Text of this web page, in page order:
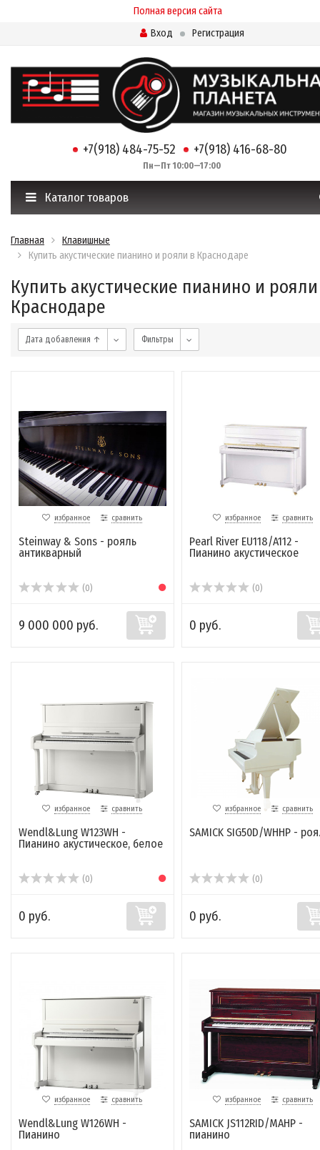
Полная версия сайта
Вход
Регистрация
+7(918) 484-75-52 +7(918) 416-68-80
Пн—Пт 10:00—17:00
Каталог товаров
Главная
Клавишные
Купить акустические пианино и рояли в Краснодаре
Купить акустические пианино и
Краснодаре
Дата добавления ↑ Фильтры
избранное сравнить
Steinway & Sons - рояль
антикварный
(0)
9 000 000 руб.
избранное сравнить
Pearl River EU118/A112 -
Пианино акустическое
(0)
0 руб.
избранное сравнить
Wendl&Lung W123WH -
Пианино акустическое, белое
(0)
0 руб.
избранное сравнить
SAMICK SIG50D/WHHP -
(0)
0 руб.
избранное сравнить
Wendl&Lung W126WH -
Пианино
избранное сравнить
SAMICK JS112RID/MAHP -
пианино